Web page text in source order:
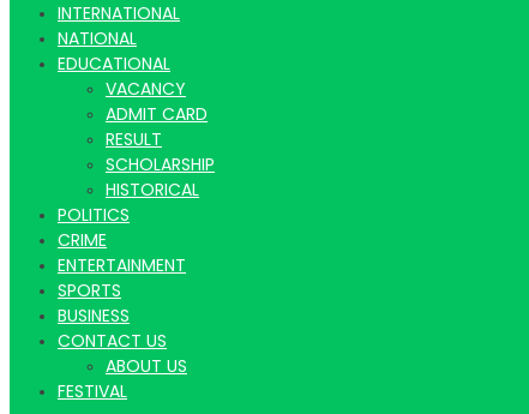
INTERNATIONAL
NATIONAL
EDUCATIONAL
VACANCY
ADMIT CARD
RESULT
SCHOLARSHIP
HISTORICAL
POLITICS
CRIME
ENTERTAINMENT
SPORTS
BUSINESS
CONTACT US
ABOUT US
FESTIVAL